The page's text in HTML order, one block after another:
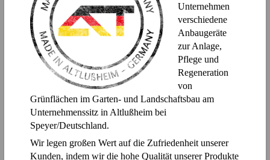
Unternehmen
verschiedene
Anbaugeräte
zur Anlage,
Pflege und
Regeneration
von
Grünflächen im Garten- und Landschaftsbau am
Unternehmenssitz in Altlußheim bei
Speyer/Deutschland.
Wir legen großen Wert auf die Zufriedenheit unserer
Kunden, indem wir die hohe Qualität unserer Produkte